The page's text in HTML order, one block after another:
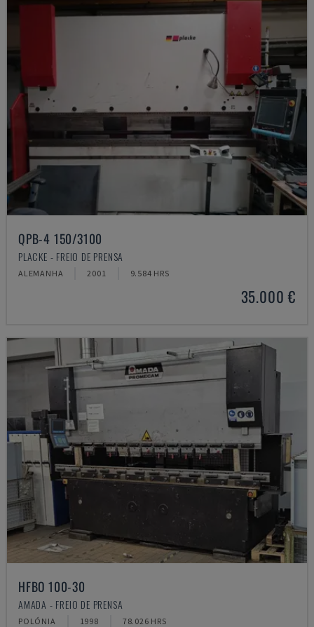
QPB-4 150/3100
PLACKE - FREIO DE PRENSA
ALEMANHA 2001 9.584 HRS
35.000 €
HFBO 100-30
AMADA - FREIO DE PRENSA
POLÓNIA 1998 78.026 HRS